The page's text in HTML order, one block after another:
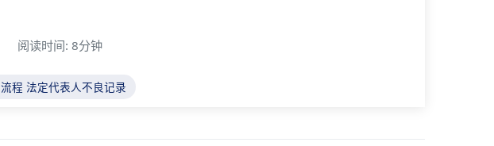
阅读时间: 8分钟
程 法定代表人不良记录